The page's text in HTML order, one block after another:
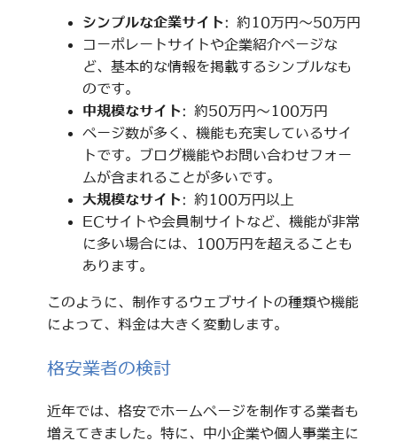
シンプルな企業サイト: 約10万円～50万円
コーポレートサイトや企業紹介ページな
ど、基本的な情報を掲載するシンプルなも
のです。
中規模なサイト: 約50万円～100万円
ページ数が多く、機能も充実しているサイ
トです。ブログ機能やお問い合わせフォー
ムが含まれることが多いです。
大規模なサイト: 約100万円以上
ECサイトや会員制サイトなど、機能が非常
に多い場合には、100万円を超えることも
あります。
このように、制作するウェブサイトの種類や機能
によって、料金は大きく変動します。
格安業者の検討
近年では、格安でホームページを制作する業者も
増えてきました。特に、中小企業や個人事業主に